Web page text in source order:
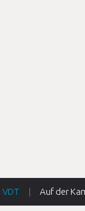
VDT | Auf der